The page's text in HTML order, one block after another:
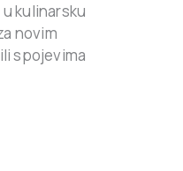
kulinarsku
novim
spojevima